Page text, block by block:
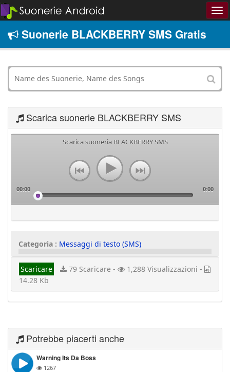
Suonerie BLACKBERRY SMS Gratis
Scarica suonerie BLACKBERRY SMS
Scarica suoneria BLACKBERRY SMS
00:00 0:00
Categoria : Messaggi di testo (SMS)
Scaricare 79 Scaricare -
1,288 Visualizzazioni -
14.28 Kb
Potrebbe piacerti anche
Warning Its Da Boss
1267